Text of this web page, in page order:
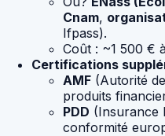
Cnam,
Ifpass).
Coût : ~1 500 €
Certifications
AMF (Autorité
produits
PDD (Insurance
conformité